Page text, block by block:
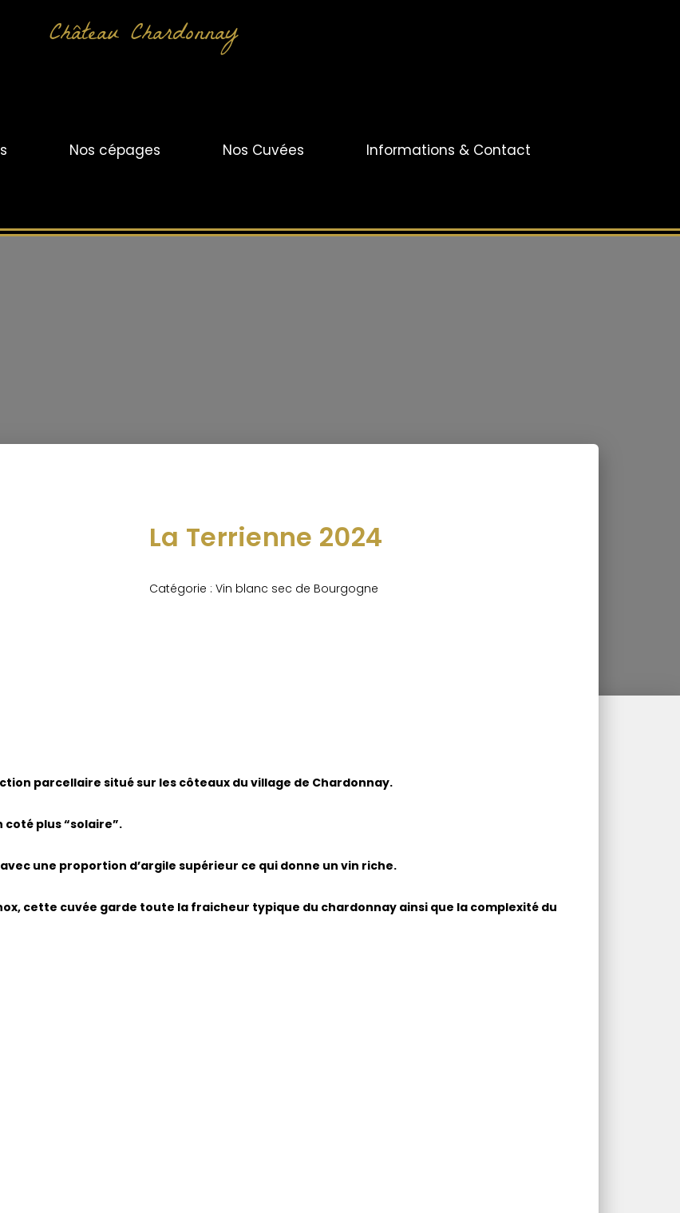
Château Chardonnay
Nos cépages Nos Cuvées Informations & Contact
La Terrienne 2024
Catégorie : Vin blanc sec de Bourgogne
parcellaire situé sur les côteaux du village de Chardonnay.
plus “solaire”.
une proportion d’argile supérieur ce qui donne un vin riche.
cette cuvée garde toute la fraicheur typique du chardonnay ainsi que la complexité du